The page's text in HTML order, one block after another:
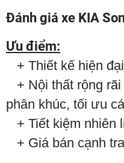
Đánh giá xe KIA
Ưu điểm:
+ Thiết kế hiện
+ Nội thất rộng
phân khúc, tối ưu
+ Tiết kiệm nhiên
+ Giá bán cạnh